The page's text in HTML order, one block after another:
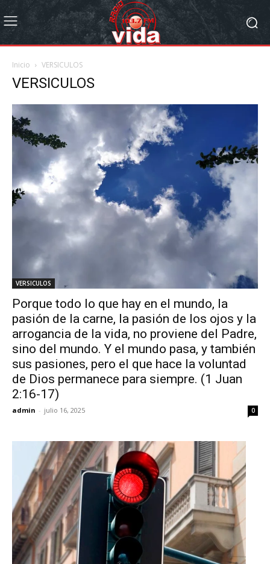
Inicio VERSICULOS
VERSICULOS
VERSICULOS
Porque todo lo que hay en el mundo, la
pasión de la carne, la pasión de los ojos y la
arrogancia de la vida, no proviene del Padre,
sino del mundo. Y el mundo pasa, y también
sus pasiones, pero el que hace la voluntad
de Dios permanece para siempre. (1 Juan
2:16-17)
admin - julio 16, 2025 0